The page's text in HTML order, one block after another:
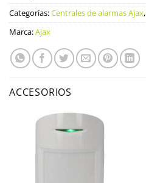
Categorías:Centrales de alarmas Ajax,
Marca:Ajax
ACCESORIOS